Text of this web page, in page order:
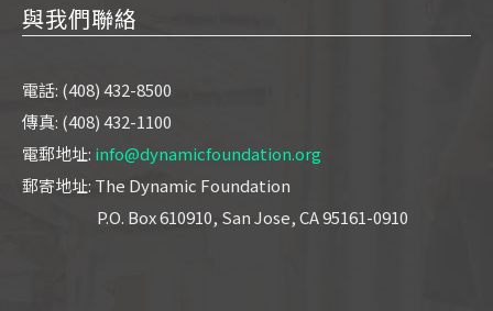
與我們聯絡
電話: (408) 432-8500
傳真: (408) 432-1100
電郵地址: info@dynamicfoundation.org
郵寄地址: The Dynamic Foundation
P.O. Box 610910, San Jose, CA 95161-0910